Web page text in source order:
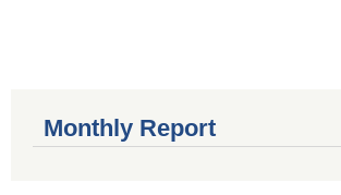
Monthly Report